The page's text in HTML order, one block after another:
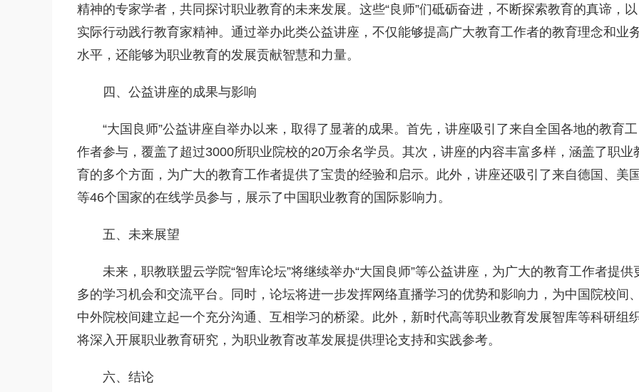
精神的专家学者，共同探讨职业教育的未来发展。这些“良师”们砥砺奋进，不断探索教育的真谛，以
实际行动践行教育家精神。通过举办此类公益讲座，不仅能够提高广大教育工作者的教育理念和业
水平，还能够为职业教育的发展贡献智慧和力量。
四、公益讲座的成果与影响
“大国良师”公益讲座自举办以来，取得了显著的成果。首先，讲座吸引了来自全国各地的教育工
作者参与，覆盖了超过3000所职业院校的20万余名学员。其次，讲座的内容丰富多样，涵盖了职业
育的多个方面，为广大的教育工作者提供了宝贵的经验和启示。此外，讲座还吸引了来自德国、美国
等46个国家的在线学员参与，展示了中国职业教育的国际影响力。
五、未来展望
未来，职教联盟云学院“智库论坛”将继续举办“大国良师”等公益讲座，为广大的教育工作者提供
多的学习机会和交流平台。同时，论坛将进一步发挥网络直播学习的优势和影响力，为中国院校间、
中外院校间建立起一个充分沟通、互相学习的桥梁。此外，新时代高等职业教育发展智库等科研组
将深入开展职业教育研究，为职业教育改革发展提供理论支持和实践参考。
六、结论